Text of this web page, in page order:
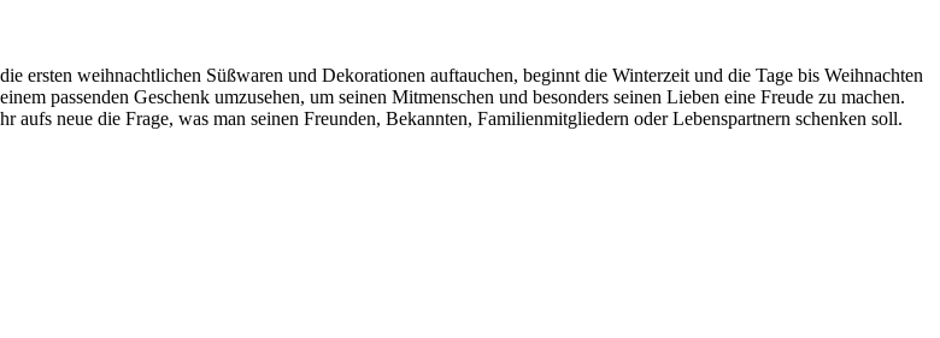
ersten weihnachtlichen Süßwaren und Dekorationen auftauchen, beginnt die Winterzeit und die Tage bis Weihnachten
passenden Geschenk umzusehen, um seinen Mitmenschen und besonders seinen Lieben eine Freude zu machen.
aufs neue die Frage, was man seinen Freunden, Bekannten, Familienmitgliedern oder Lebenspartnern schenken soll.